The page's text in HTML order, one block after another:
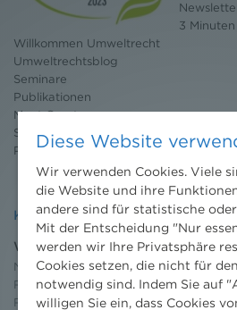
3
Willkommen Umweltrecht
Umweltrechtsblog
Seminare
Publikationen
Moot Court
Stipendium
Pressebereich
Kontakt
Wien
Niederhuber & Partner
Rechtsanwälte GmbH
Reisnerstraße 53, 1030 Wien
Diese Website
Wir verwenden Cookies. Viele
die Website und ihre
andere sind für statistische
Mit der Entscheidung "Nur
werden wir Ihre Privatsphäre
Cookies setzen, die nicht für
notwendig sind. Indem Sie auf
willigen Sie ein, dass Cookies